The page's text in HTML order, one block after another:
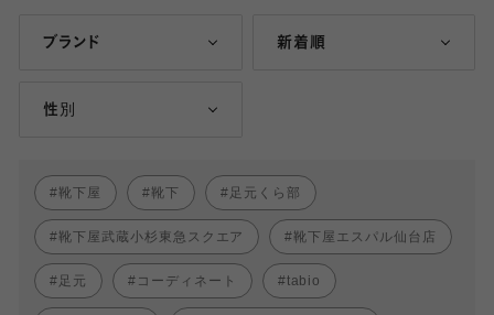
ブランド 新着順
性別
靴下屋 靴下 足元くら部
靴下屋武蔵小杉東急スクエア 靴下屋エスパル仙台店
足元 コーディネート tabio